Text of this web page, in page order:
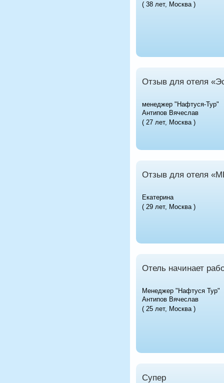
( 38 лет, Москва )
Отзыв для отеля
менеджер "Нафтуся-Тур"
Антипов Вячеслав
( 27 лет, Москва )
Отзыв для отеля
Екатерина
( 29 лет, Москва )
Отель начинает
Менеджер "Нафтуся Тур"
Антипов Вячеслав
( 25 лет, Москва )
Супер